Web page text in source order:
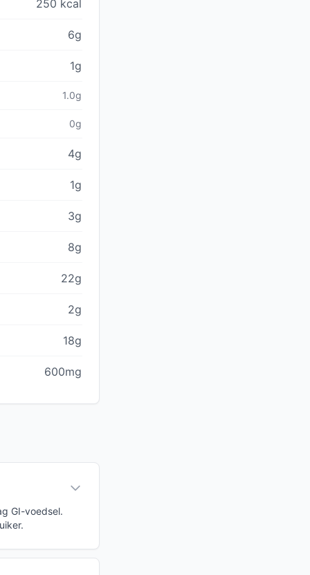
250 kcal
6g
1g
1.0g
0g
4g
1g
3g
8g
22g
2g
18g
600mg
GI-voedsel.